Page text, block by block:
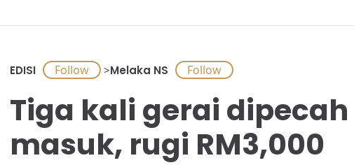
EDISI >Melaka NS
Tiga kali gerai dipecah
masuk, rugi RM3,000